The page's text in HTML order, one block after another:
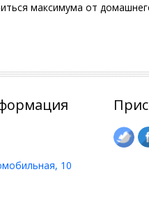
максимума от
10